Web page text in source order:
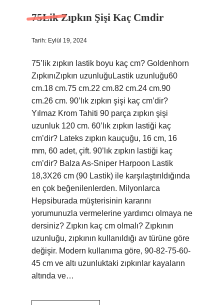
75Lik Zıpkın Şişi Kaç Cmdir
Tarih: Eylül 19, 2024
75’lik zıpkın lastik boyu kaç cm? Goldenhorn
ZıpkınıZıpkın uzunluğuLastik uzunluğu60
cm.18 cm.75 cm.22 cm.82 cm.24 cm.90
cm.26 cm. 90’lık zıpkın şişi kaç cm’dir?
Yılmaz Krom Tahiti 90 parça zıpkın şişi
uzunluk 120 cm. 60’lık zıpkın lastiği kaç
cm’dir? Lateks zıpkın kauçuğu, 16 cm, 16
mm, 60 adet, çift. 90’lık zıpkın lastiği kaç
cm’dir? Balza As-Sniper Harpoon Lastik
18,3X26 cm (90 Lastik) ile karşılaştırıldığında
en çok beğenilenlerden. Milyonlarca
Hepsiburada müşterisinin kararını
yorumunuzla vermelerine yardımcı olmaya ne
dersiniz? Zıpkın kaç cm olmalı? Zıpkının
uzunluğu, zıpkının kullanıldığı av türüne göre
değişir. Modern kullanıma göre, 90-82-75-60-
45 cm ve altı uzunluktaki zıpkınlar kayaların
altında ve…